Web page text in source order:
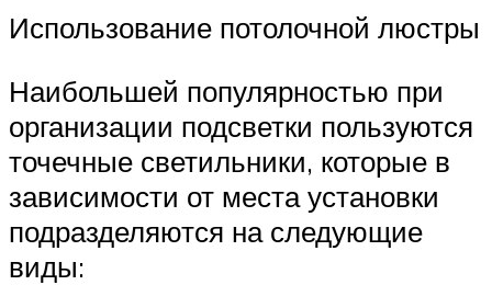
Использование потолочной люстры
Наибольшей популярностью при
организации подсветки пользуются
точечные светильники, которые в
зависимости от места установки
подразделяются на следующие
виды: